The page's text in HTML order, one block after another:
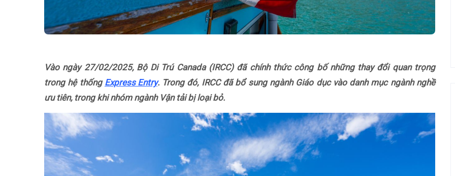
Vào ngày 27/02/2025, Bộ Di Trú Canada (IRCC) đã chính thức công bố những thay đổi quan trọng
trong hệ thống Express Entry. Trong đó, IRCC đã bổ sung ngành Giáo dục vào danh mục ngành nghề
ưu tiên, trong khi nhóm ngành Vận tải bị loại bỏ.